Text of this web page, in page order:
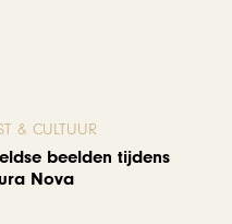
& CULTUUR
beelden tijdens
Nova